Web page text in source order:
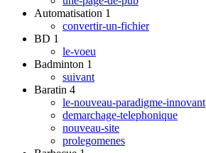
Automatisation 1
convertir-un-fichier
BD 1
le-voeu
Badminton 1
suivant
Baratin 4
le-nouveau-paradigme-innovant
demarchage-telephonique
nouveau-site
prolegomenes